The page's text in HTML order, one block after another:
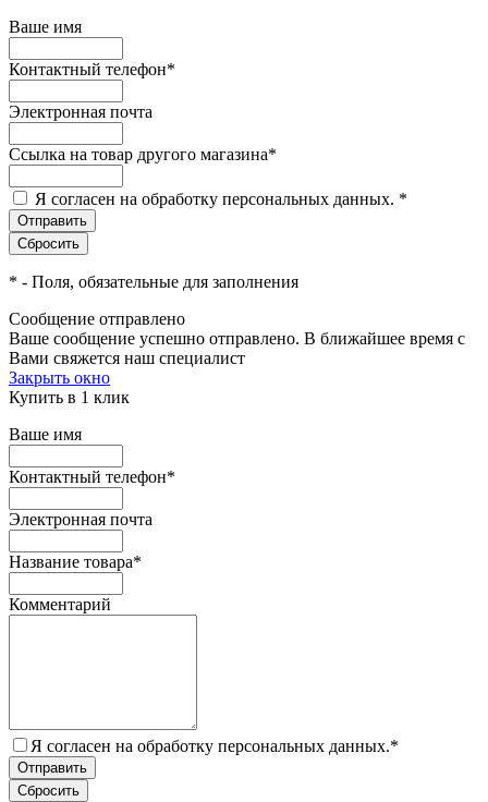
Ваше имя
Контактный телефон*
Электронная почта
Ссылка на товар другого магазина*
Я согласен на обработку персональных данных. *
* - Поля, обязательные для заполнения
Сообщение отправлено
Ваше сообщение успешно отправлено. В ближайшее время с
Вами свяжется наш специалист
Закрыть окно
Купить в 1 клик
Ваше имя
Контактный телефон*
Электронная почта
Название товара*
Комментарий
Я согласен на обработку персональных данных.*